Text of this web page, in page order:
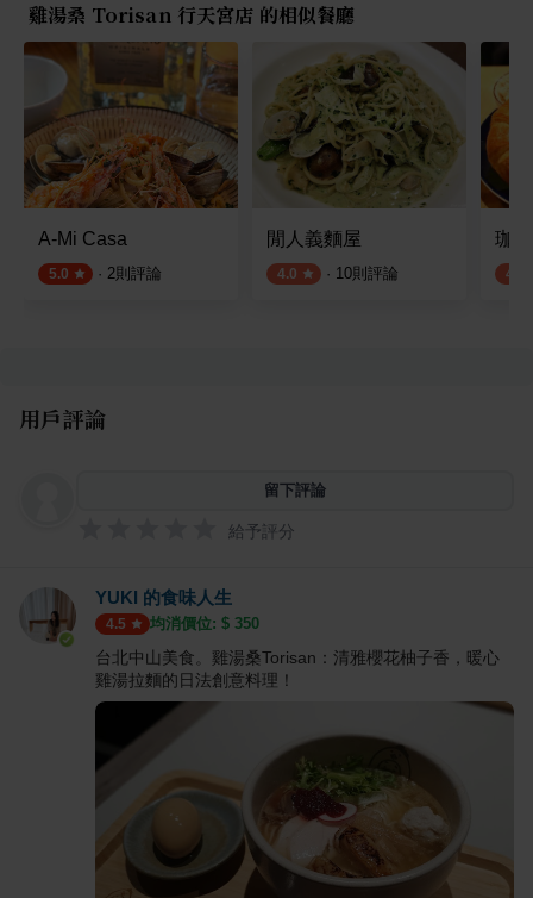
雞湯桑 Torisan 行天宮店 的相似餐廳
A-Mi Casa
5.0 · 2則評論
閒人義麵屋
4.0 · 10則評論
珈
4.2
用戶評論
留下評論
給予評分
YUKI 的食味人生
4.5 均消價位: $ 350
台北中山美食。雞湯桑Torisan：清雅櫻花柚子香，暖心
雞湯拉麵的日法創意料理！